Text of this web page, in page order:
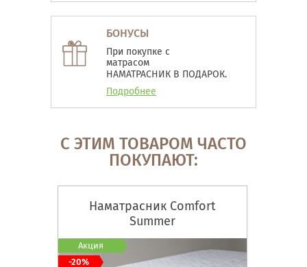
БОНУСЫ
При покупке с
матрасом
НАМАТРАСНИК В ПОДАРОК.
Подробнее
С ЭТИМ ТОВАРОМ ЧАСТО
ПОКУПАЮТ:
Наматрасник Comfort
Summer
Акция
-20%